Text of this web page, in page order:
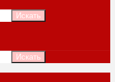
Искать
Искать